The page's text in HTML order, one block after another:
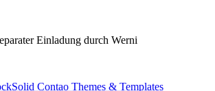
Einladung durch Werni
Contao Themes & Templates